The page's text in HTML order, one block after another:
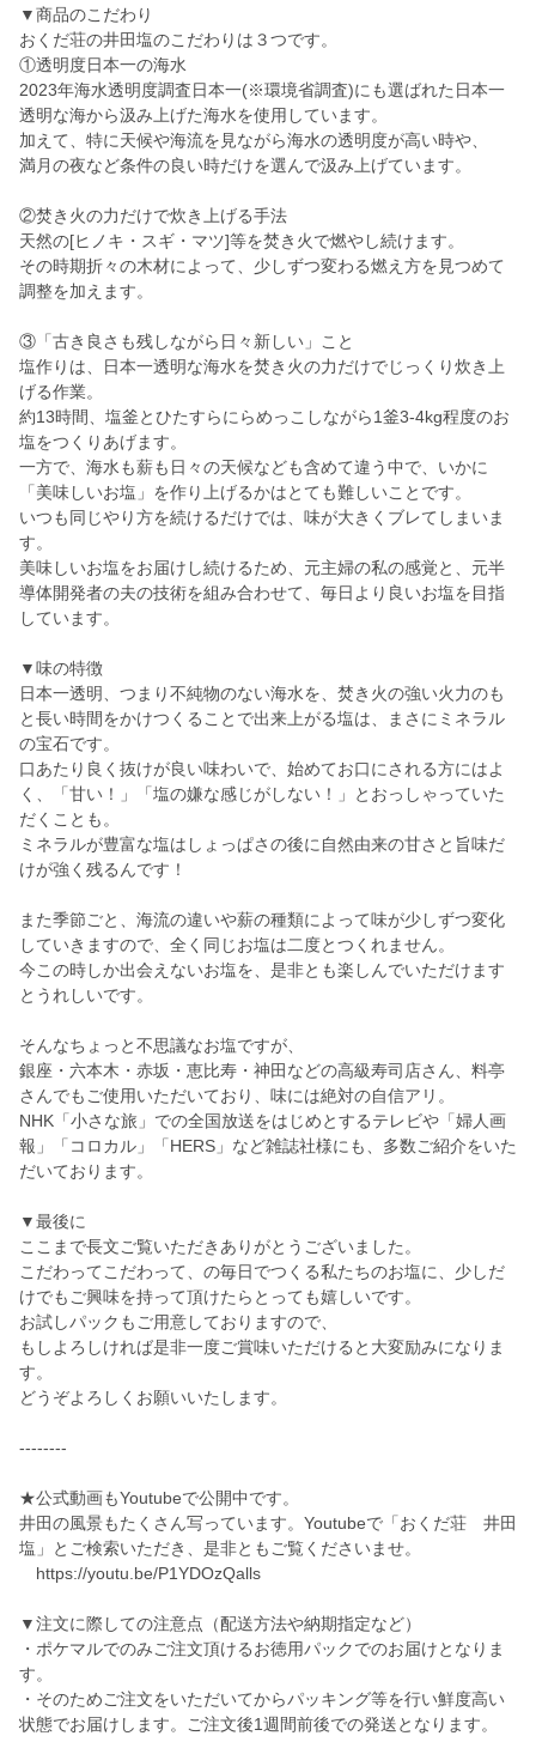
▼商品のこだわり
おくだ荘の井田塩のこだわりは３つです。
①透明度日本一の海水
2023年海水透明度調査日本一(※環境省調査)にも選ばれた日本一
透明な海から汲み上げた海水を使用しています。
加えて、特に天候や海流を見ながら海水の透明度が高い時や、
満月の夜など条件の良い時だけを選んで汲み上げています。
②焚き火の力だけで炊き上げる手法
天然の[ヒノキ・スギ・マツ]等を焚き火で燃やし続けます。
その時期折々の木材によって、少しずつ変わる燃え方を見つめて
調整を加えます。
③「古き良さも残しながら日々新しい」こと
塩作りは、日本一透明な海水を焚き火の力だけでじっくり炊き上
げる作業。
約13時間、塩釜とひたすらにらめっこしながら1釜3-4kg程度のお
塩をつくりあげます。
一方で、海水も薪も日々の天候なども含めて違う中で、いかに
「美味しいお塩」を作り上げるかはとても難しいことです。
いつも同じやり方を続けるだけでは、味が大きくブレてしまいま
す。
美味しいお塩をお届けし続けるため、元主婦の私の感覚と、元半
導体開発者の夫の技術を組み合わせて、毎日より良いお塩を目指
しています。
▼味の特徴
日本一透明、つまり不純物のない海水を、焚き火の強い火力のも
と長い時間をかけつくることで出来上がる塩は、まさにミネラル
の宝石です。
口あたり良く抜けが良い味わいで、始めてお口にされる方にはよ
く、「甘い！」「塩の嫌な感じがしない！」とおっしゃっていた
だくことも。
ミネラルが豊富な塩はしょっぱさの後に自然由来の甘さと旨味だ
けが強く残るんです！
また季節ごと、海流の違いや薪の種類によって味が少しずつ変化
していきますので、全く同じお塩は二度とつくれません。
今この時しか出会えないお塩を、是非とも楽しんでいただけます
とうれしいです。
そんなちょっと不思議なお塩ですが、
銀座・六本木・赤坂・恵比寿・神田などの高級寿司店さん、料亭
さんでもご使用いただいており、味には絶対の自信アリ。
NHK「小さな旅」での全国放送をはじめとするテレビや「婦人画
報」「コロカル」「HERS」など雑誌社様にも、多数ご紹介をいた
だいております。
▼最後に
ここまで長文ご覧いただきありがとうございました。
こだわってこだわって、の毎日でつくる私たちのお塩に、少しだ
けでもご興味を持って頂けたらとっても嬉しいです。
お試しパックもご用意しておりますので、
もしよろしければ是非一度ご賞味いただけると大変励みになりま
す。
どうぞよろしくお願いいたします。
--------
★公式動画もYoutubeで公開中です。
井田の風景もたくさん写っています。Youtubeで「おくだ荘 井田
塩」とご検索いただき、是非ともご覧くださいませ。
https://youtu.be/P1YDOzQalls
▼注文に際しての注意点（配送方法や納期指定など）
・ポケマルでのみご注文頂けるお徳用パックでのお届けとなりま
す。
・そのためご注文をいただいてからパッキング等を行い鮮度高い
状態でお届けします。ご注文後1週間前後での発送となります。